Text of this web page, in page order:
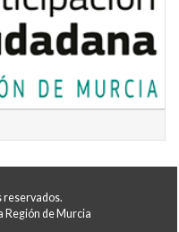
reservados.
Región de Murcia